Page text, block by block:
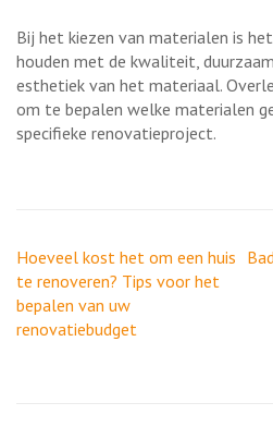
Bij het kiezen van materialen is
houden met de kwaliteit,
esthetiek van het materiaal.
om te bepalen welke materialen
specifieke renovatieproject.
Berichtnavigatie
Hoeveel kost het om een huis
te renoveren? Tips voor het
bepalen van uw
renovatiebudget